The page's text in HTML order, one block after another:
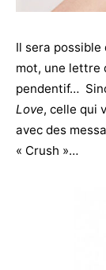
Il sera
mot, une lettre
pendentif…
Love, celle qui
avec des
« Crush »…